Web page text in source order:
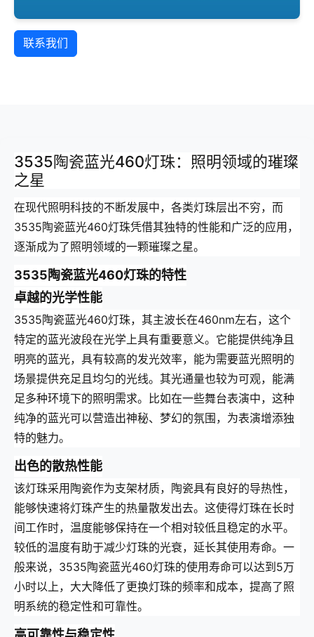
联系我们
3535陶瓷蓝光460灯珠：照明领域的璀璨
之星
在现代照明科技的不断发展中，各类灯珠层出不穷，而
3535陶瓷蓝光460灯珠凭借其独特的性能和广泛的应用，
逐渐成为了照明领域的一颗璀璨之星。
3535陶瓷蓝光460灯珠的特性
卓越的光学性能
3535陶瓷蓝光460灯珠，其主波长在460nm左右，这个
特定的蓝光波段在光学上具有重要意义。它能提供纯净且
明亮的蓝光，具有较高的发光效率，能为需要蓝光照明的
场景提供充足且均匀的光线。其光通量也较为可观，能满
足多种环境下的照明需求。比如在一些舞台表演中，这种
纯净的蓝光可以营造出神秘、梦幻的氛围，为表演增添独
特的魅力。
出色的散热性能
该灯珠采用陶瓷作为支架材质，陶瓷具有良好的导热性，
能够快速将灯珠产生的热量散发出去。这使得灯珠在长时
间工作时，温度能够保持在一个相对较低且稳定的水平。
较低的温度有助于减少灯珠的光衰，延长其使用寿命。一
般来说，3535陶瓷蓝光460灯珠的使用寿命可以达到5万
小时以上，大大降低了更换灯珠的频率和成本，提高了照
明系统的稳定性和可靠性。